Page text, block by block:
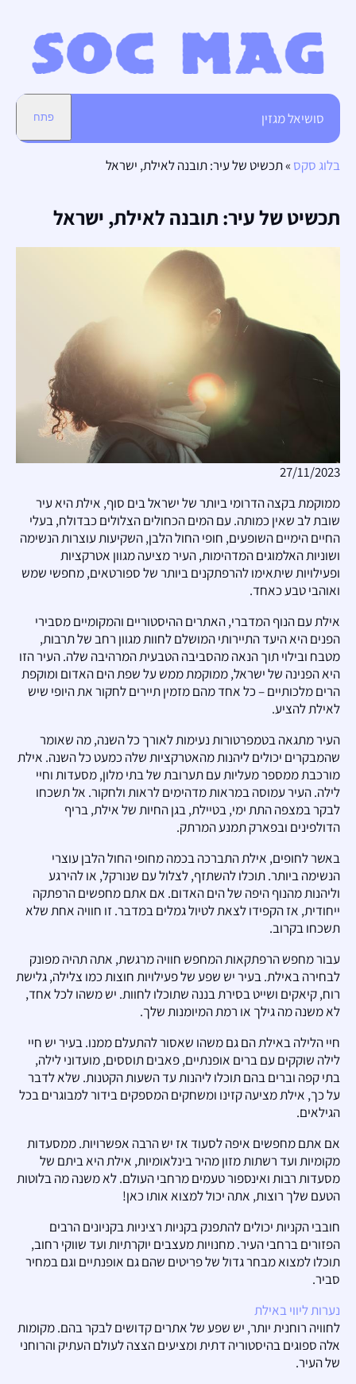
סושיאל מגזין פתח
בלוג סקס »תכשיט של עיר: תובנה לאילת, ישראל
תכשיט של עיר: תובנה לאילת, ישראל
27/11/2023
ממוקמת בקצה הדרומי ביותר של ישראל בים סוף, אילת היא עיר
שובת לב שאין כמותה. עם המים הכחולים הצלולים כבדולח, בעלי
החיים הימיים השופעים, חופי החול הלבן, השקיעות עוצרות הנשימה
ושוניות האלמוגים המדהימות, העיר מציעה מגוון אטרקציות
ופעילויות שיתאימו להרפתקנים ביותר של ספורטאים, מחפשי שמש
ואוהבי טבע כאחד.
אילת עם הנוף המדברי, האתרים ההיסטוריים והמקומיים מסבירי
הפנים היא היעד התיירותי המושלם לחוות מגוון רחב של תרבות,
מטבח ובילוי תוך הנאה מהסביבה הטבעית המרהיבה שלה. העיר הזו
היא הפנינה של ישראל, ממוקמת ממש על שפת הים האדום ומוקפת
הרים מלכותיים – כל אחד מהם מזמין תיירים לחקור את היופי שיש
לאילת להציע.
העיר מתגאה בטמפרטורות נעימות לאורך כל השנה, מה שאומר
שהמבקרים יכולים ליהנות מהאטרקציות שלה כמעט כל השנה. אילת
מורכבת ממספר מעליות עם תערובת של בתי מלון, מסעדות וחיי
לילה. העיר עמוסה במראות מדהימים לראות ולחקור. אל תשכחו
לבקר במצפה התת ימי, בטיילת, בגן החיות של אילת, בריף
הדולפינים ובפארק תמנע המרתק.
באשר לחופים, אילת התברכה בכמה מחופי החול הלבן עוצרי
הנשימה ביותר. תוכלו להשתזף, לצלול עם שנורקל, או להירגע
וליהנות מהנוף היפה של הים האדום. אם אתם מחפשים הרפתקה
ייחודית, אז הקפידו לצאת לטיול גמלים במדבר. זו חוויה אחת שלא
תשכחו בקרוב.
עבור מחפש הרפתקאות המחפש חוויה מרגשת, אתה תהיה מפונק
לבחירה באילת. בעיר יש שפע של פעילויות חוצות כמו צלילה, גלישת
רוח, קיאקים ושייט בסירת בננה שתוכלו לחוות. יש משהו לכל אחד,
לא משנה מה גילך או רמת המיומנות שלך.
חיי הלילה באילת הם גם משהו שאסור להתעלם ממנו. בעיר יש חיי
לילה שוקקים עם ברים אופנתיים, פאבים תוססים, מועדוני לילה,
בתי קפה וברים בהם תוכלו ליהנות עד השעות הקטנות. שלא לדבר
על כך, אילת מציעה קזינו ומשחקים המספקים בידור למבוגרים בכל
הגילאים.
אם אתם מחפשים איפה לסעוד אז יש הרבה אפשרויות. ממסעדות
מקומיות ועד רשתות מזון מהיר בינלאומיות, אילת היא ביתם של
מסעדות רבות ואינספור טעמים מרחבי העולם. לא משנה מה בלוטות
הטעם שלך רוצות, אתה יכול למצוא אותו כאן!
חובבי הקניות יכולים להתפנק בקניות רציניות בקניונים הרבים
הפזורים ברחבי העיר. מחנויות מעצבים יוקרתיות ועד שווקי רחוב,
תוכלו למצוא מבחר גדול של פריטים שהם גם אופנתיים וגם במחיר
סביר.
נערות ליווי באילת
לחוויה רוחנית יותר, יש שפע של אתרים קדושים לבקר בהם. מקומות
אלה ספוגים בהיסטוריה דתית ומציעים הצצה לעולם העתיק והרוחני
של העיר.